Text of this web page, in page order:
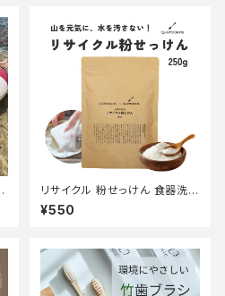
リサイクル 粉せっけん 食器洗剤
香料不使用 純石けん分 弱アル
カリ性 ナチュラル エコ エシカル
¥550